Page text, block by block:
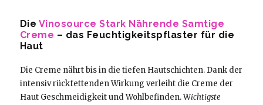
Die Vinosource Stark Nährende Samtige
Creme – das Feuchtigkeitspflaster für die
Haut
Die Creme nährt bis in die tiefen Hautschichten. Dank der
intensiv rückfettenden Wirkung verleiht die Creme der
Haut Geschmeidigkeit und Wohlbefinden. Wichtigste